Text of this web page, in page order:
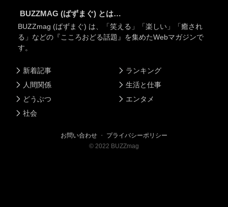
BUZZMAG (ばずまぐ) とは…
BUZZmag (ばずまぐ) は、「笑える」「楽しい」「癒され
る」などの『こころおどる話題』を集めたWebマガジンで
す。
新着記事
人間関係
どうぶつ
社会
ランキング
生活と仕事
エンタメ
お問い合わせ ・ プライバシーポリシー
© 2022 BUZZmag